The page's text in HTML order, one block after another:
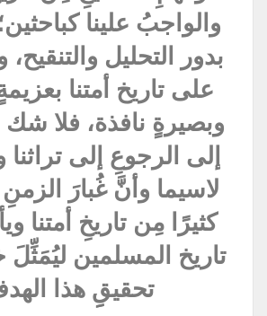
والواجبُ علينا
بدور التحليل
على تاريخ أمتنا
وبصيرةٍ نافذة، فلا شك
إلى الرجوعِ إلى تراثنا
لاسيما وأنَّ غُبارَ
كثيرًا مِن تاريخِ أمتنا
تاريخ المسلمين
تحقيقِِ هذا